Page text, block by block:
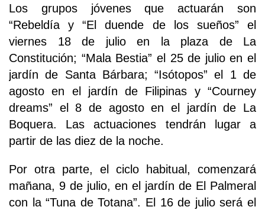
Los grupos jóvenes que actuarán son
“Rebeldía y “El duende de los sueños” el
viernes 18 de julio en la plaza de La
Constitución; “Mala Bestia” el 25 de julio en el
jardín de Santa Bárbara; “Isótopos” el 1 de
agosto en el jardín de Filipinas y “Courney
dreams” el 8 de agosto en el jardín de La
Boquera. Las actuaciones tendrán lugar a
partir de las diez de la noche.
Por otra parte, el ciclo habitual, comenzará
mañana, 9 de julio, en el jardín de El Palmeral
con la “Tuna de Totana”. El 16 de julio será el